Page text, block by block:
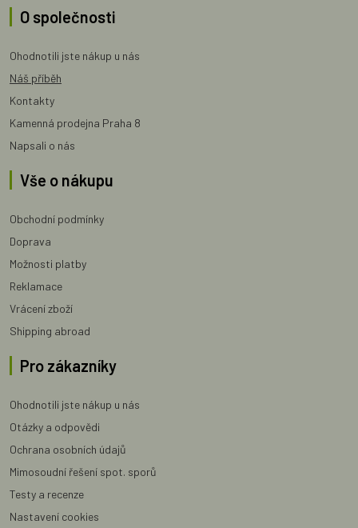
O společnosti
Ohodnotili jste nákup u nás
Náš příběh
Kontakty
Kamenná prodejna Praha 8
Napsali o nás
Vše o nákupu
Obchodní podmínky
Doprava
Možnosti platby
Reklamace
Vrácení zboží
Shipping abroad
Pro zákazníky
Ohodnotili jste nákup u nás
Otázky a odpovědi
Ochrana osobních údajů
Mimosoudní řešení spot. sporů
Testy a recenze
Nastavení cookies